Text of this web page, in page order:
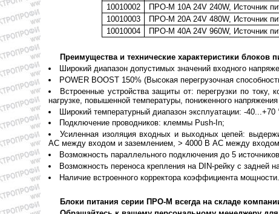
10010002
ПРО-М 10A 24V 240W, Источник
10010003
ПРО-М 20A 24V 480W, Источник
10010004
ПРО-М 40A 24V 960W, Источник
Преимущества и технические характеристики блоков
Широкий диапазон допустимых значений входного
POWER BOOST 150% (Высокая перегрузочная
Встроенные устройства защиты от: перегрузки по току,
нагрузке, повышенной температуры, пониженного
Широкий температурный диапазон эксплуатации: -40...+70
Подключение проводников: клеммы Push-In;
Усиленная изоляция входных и выходных цепей:
AC между входом и заземлением, > 4000 В AC между
Возможность параллельного подключения до 5
Возможность переноса крепления на DIN-рейку с задней
Наличие встроенного корректора коэффициента мощности.
Блоки питания серии ПРО-М всегда на складе